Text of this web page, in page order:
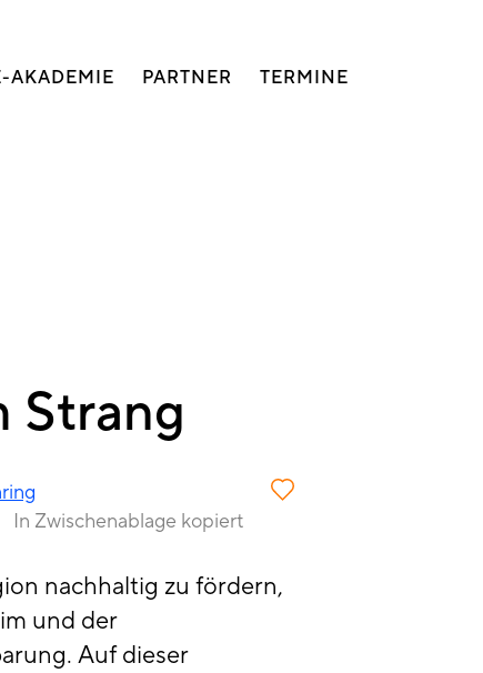
AKADEMIE PARTNER TERMINE
Strang
In Zwischenablage kopiert
nachhaltig zu fördern,
und der
Auf dieser